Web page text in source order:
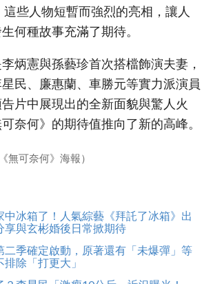
這些人物短暫而強烈的亮相，讓人
何種故事充滿了期待。
炳憲與孫藝珍首次搭檔飾演夫妻，
民、廉惠蘭、車勝元等實力派演員
片中展現出的全新面貌與驚人火
奈何》的期待值推向了新的高峰。
無可奈何》海報）
中冰箱了！人氣綜藝《拜託了冰箱》出
享與玄彬婚後日常掀期待
二季確定啟動，原著還有「未爆彈」等
除「打更大」